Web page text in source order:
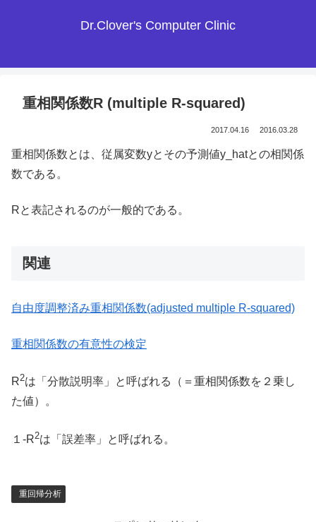
Dr.Clover's Computer Clinic
重相関係数R (multiple R-squared)
2017.04.16 2016.03.28
重相関係数とは、従属変数yとその予測値y_hatとの相関係
数である。
Rと表記されるのが一般的である。
関連
自由度調整済み重相関係数(adjusted multiple R-squared)
重相関係数の有意性の検定
R2は「分散説明率」と呼ばれる（＝重相関係数を２乗し
た値）。
１-R2は「誤差率」と呼ばれる。
重回帰分析